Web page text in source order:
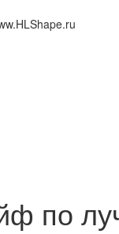
HLShape.ru
по